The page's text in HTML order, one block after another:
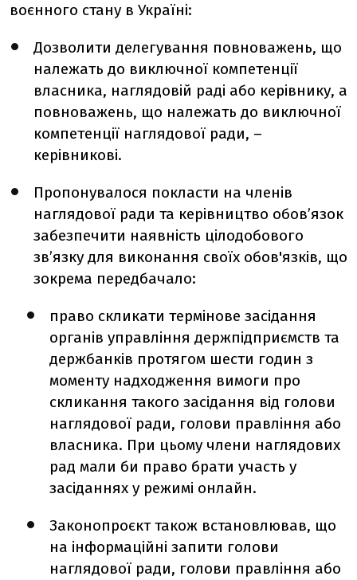
воєнного стану в Україні:
Дозволити делегування повноважень, що
належать до виключної компетенції
власника, наглядовій раді або керівнику, а
повноважень, що належать до виключної
компетенції наглядової ради, –
керівникові.
Пропонувалося покласти на членів
наглядової ради та керівництво обов’язок
забезпечити наявність цілодобового
зв’язку для виконання своїх обов'язків, що
зокрема передбачало:
право скликати термінове засідання
органів управління держпідприємств та
держбанків протягом шести годин з
моменту надходження вимоги про
скликання такого засідання від голови
наглядової ради, голови правління або
власника. При цьому члени наглядових
рад мали би право брати участь у
засіданнях у режимі онлайн.
Законопроєкт також встановлював, що
на інформаційні запити голови
наглядової ради, голови правління або